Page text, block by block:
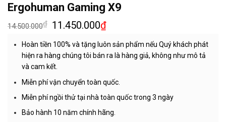
Ergohuman Gaming X9
14.500.000₫ 11.450.000₫
Hoàn tiền 100% và tặng luôn sản phẩm nếu Quý khách phát
hiện ra hàng chúng tôi bán ra là hàng giả, không như mô tả
và cam kết.
Miễn phí vận chuyển toàn quốc.
Miễn phí ngồi thử tại nhà toàn quốc trong 3 ngày
Bảo hành 10 năm chính hãng.